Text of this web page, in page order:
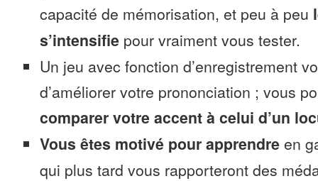
capacité de mémorisation, et peu à peu
s’intensifie pour vraiment vous tester.
Un jeu avec fonction d’enregistrement
d’améliorer votre prononciation ; vous
comparer votre accent à celui d’un
Vous êtes motivé pour apprendre en
qui plus tard vous rapporteront des